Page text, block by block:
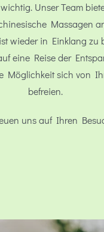
Unser Team
Massagen
wieder in Einklang zu
eine Reise der
Möglichkeit sich von
befreien.
uns auf Ihren